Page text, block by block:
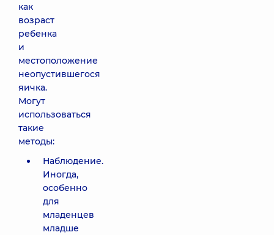
как
возраст
ребенка
и
местоположение
неопустившегося
яичка.
Могут
использоваться
такие
методы:
Наблюдение.
Иногда,
особенно
для
младенцев
младше